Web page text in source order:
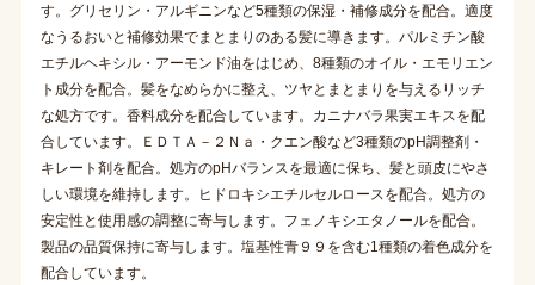
す。グリセリン・アルギニンなど5種類の保湿・補修成分を配合。適度
なうるおいと補修効果でまとまりのある髪に導きます。パルミチン酸
エチルヘキシル・アーモンド油をはじめ、8種類のオイル・エモリエン
ト成分を配合。髪をなめらかに整え、ツヤとまとまりを与えるリッチ
な処方です。香料成分を配合しています。カニナバラ果実エキスを配
合しています。ＥＤＴＡ－２Ｎａ・クエン酸など3種類のpH調整剤・
キレート剤を配合。処方のpHバランスを最適に保ち、髪と頭皮にやさ
しい環境を維持します。ヒドロキシエチルセルロースを配合。処方の
安定性と使用感の調整に寄与します。フェノキシエタノールを配合。
製品の品質保持に寄与します。塩基性青９９を含む1種類の着色成分を
配合しています。